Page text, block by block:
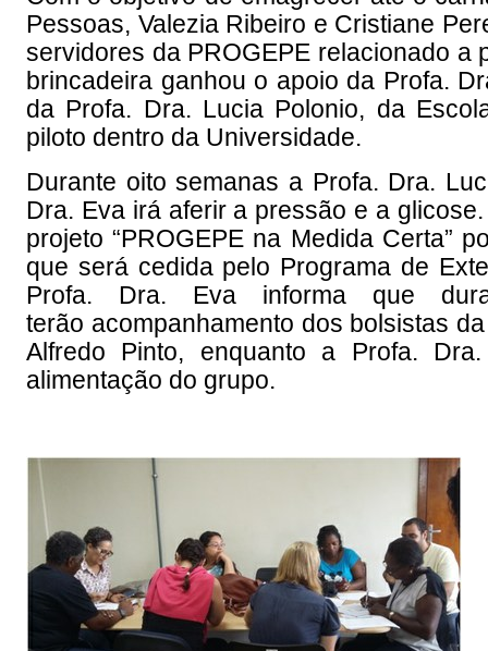
Pessoas, Valezia Ribeiro e Cristiane
servidores da PROGEPE relacionado a
brincadeira ganhou o apoio da Profa.
da Profa. Dra. Lucia Polonio, da
piloto dentro da Universidade.
Durante oito semanas a Profa. Dra.
Dra. Eva irá aferir a pressão e a
projeto “PROGEPE na Medida Certa”
que será cedida pelo Programa de
Profa. Dra. Eva informa que
terão acompanhamento dos bolsistas
Alfredo Pinto, enquanto a Profa.
alimentação do grupo.